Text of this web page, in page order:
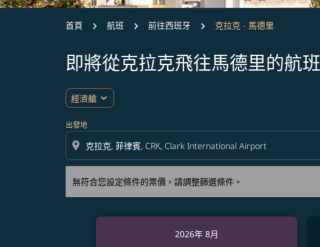
首頁 航班 前往西班牙 克拉克 - 馬德里
即將從克拉克飛往馬德里的航班
經濟艙 expand_more
出發地
location_on
無符合您設定條件的票價，請調整篩選條件。
無符合您設定條件的票價，請調整篩選條件。
2026年 8月